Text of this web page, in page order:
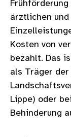
ärztlichen
Kosten von
bezahlt. Das
als Träger der
Lippe) oder
Behinderung